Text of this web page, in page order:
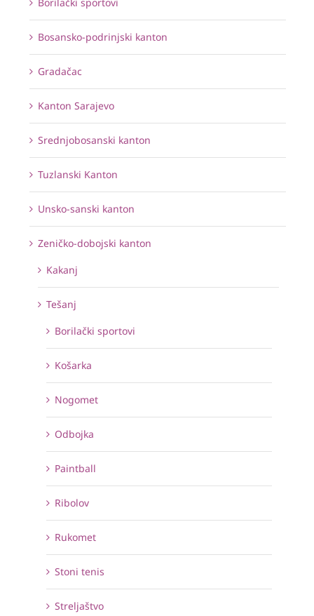
Bosansko-podrinjski kanton
Gradačac
Kanton Sarajevo
Srednjobosanski kanton
Tuzlanski Kanton
Unsko-sanski kanton
Zeničko-dobojski kanton
Kakanj
Tešanj
Borilački sportovi
Košarka
Nogomet
Odbojka
Paintball
Ribolov
Rukomet
Stoni tenis
Streljaštvo